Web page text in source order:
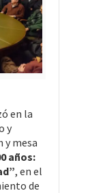
en la
y
y mesa
años:
, en el
de